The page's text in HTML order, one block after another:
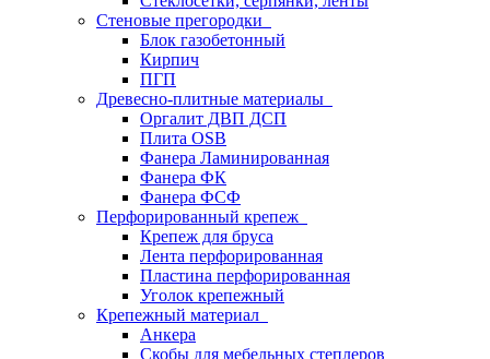
Стеновые прегородки
Блок газобетонный
Кирпич
ПГП
Древесно-плитные материалы
Оргалит ДВП ДСП
Плита OSB
Фанера Ламинированная
Фанера ФК
Фанера ФСФ
Перфорированный крепеж
Крепеж для бруса
Лента перфорированная
Пластина перфорированная
Уголок крепежный
Крепежный материал
Анкера
Скобы для мебельных степлеров